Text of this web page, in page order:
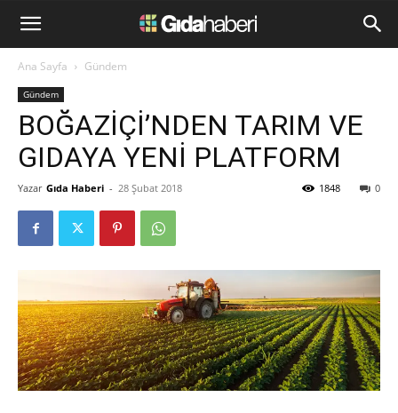
Ana Sayfa Gündem
Gündem
BOĞAZİÇİ’NDEN TARIM VE
GIDAYA YENİ PLATFORM
Yazar Gıda Haberi - 28 Şubat 2018 0
1848